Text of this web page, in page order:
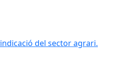
del sector agrari.
del sector agrari.